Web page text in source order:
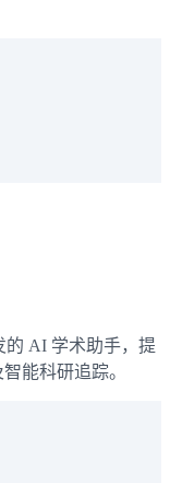
的 AI 学术助手，提
能科研追踪。